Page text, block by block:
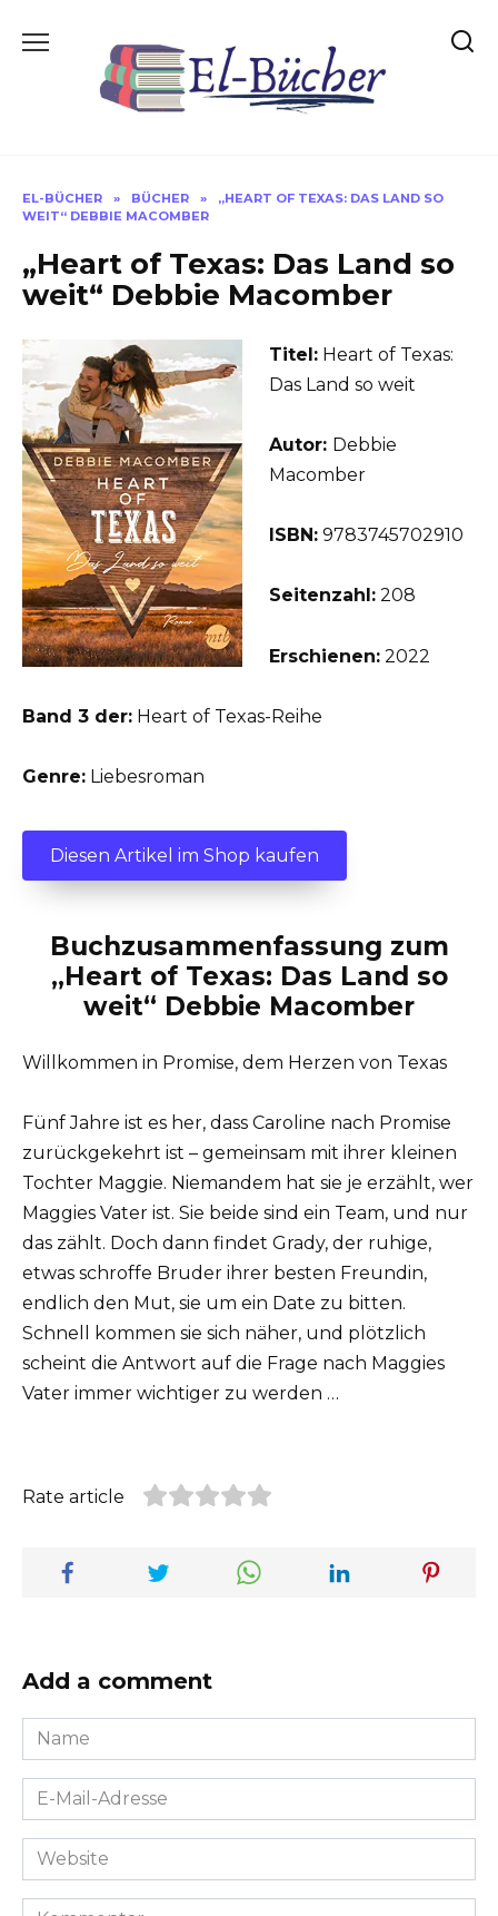
EL-BÜCHER » BÜCHER »
„HEART OF TEXAS: DAS LAND SO
WEIT“ DEBBIE MACOMBER
„Heart of Texas: Das Land so
weit“ Debbie Macomber
Titel: Heart of Texas:
Das Land so weit
Autor: Debbie
Macomber
ISBN: 9783745702910
Seitenzahl: 208
Erschienen: 2022
Band 3 der: Heart of Texas-Reihe
Genre: Liebesroman
Diesen Artikel im Shop kaufen
Buchzusammenfassung zum
„Heart of Texas: Das Land so
weit“ Debbie Macomber
Willkommen in Promise, dem Herzen von Texas
Fünf Jahre ist es her, dass Caroline nach Promise
zurückgekehrt ist – gemeinsam mit ihrer kleinen
Tochter Maggie. Niemandem hat sie je erzählt, wer
Maggies Vater ist. Sie beide sind ein Team, und nur
das zählt. Doch dann findet Grady, der ruhige,
etwas schroffe Bruder ihrer besten Freundin,
endlich den Mut, sie um ein Date zu bitten.
Schnell kommen sie sich näher, und plötzlich
scheint die Antwort auf die Frage nach Maggies
Vater immer wichtiger zu werden …
Rate article
Add a comment
Name
*
E-
Mail-
Adresse
Website
Kommentar